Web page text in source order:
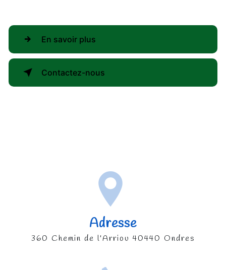
En savoir plus
Contactez-nous
Adresse
360 Chemin de l'Arriou 40440 Ondres